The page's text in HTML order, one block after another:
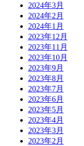
2024年3月
2024年2月
2024年1月
2023年12月
2023年11月
2023年10月
2023年9月
2023年8月
2023年7月
2023年6月
2023年5月
2023年4月
2023年3月
2023年2月